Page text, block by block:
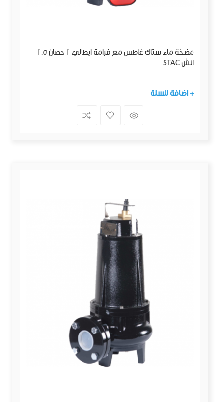
مضخة ماء ستاك غاطس مع فرامة ايطالي 1 حصان 1.5
انش STAC
+ اضافة للسلة